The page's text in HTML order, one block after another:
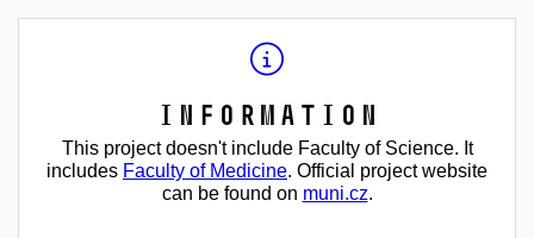
Information
This project doesn't include Faculty of Science. It
includes Faculty of Medicine. Official project website
can be found on muni.cz.